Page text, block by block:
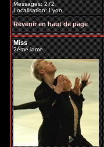
Messages: 272
Localisation: Lyon
Revenir en haut de page
Miss
2ème lame